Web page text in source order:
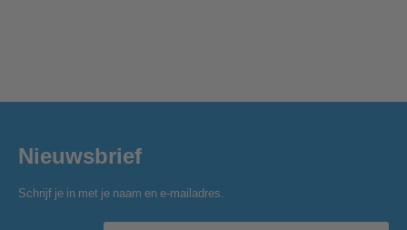
Nieuwsbrief
Schrijf je in met je naam en e-mailadres.